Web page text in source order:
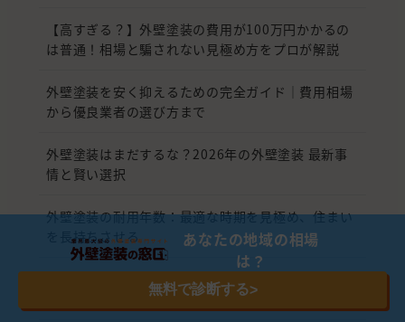
【高すぎる？】外壁塗装の費用が100万円かかるの
は普通！相場と騙されない見極め方をプロが解説
外壁塗装を安く抑えるための完全ガイド｜費用相場
から優良業者の選び方まで
外壁塗装はまだするな？2026年の外壁塗装 最新事
情と賢い選択
外壁塗装の耐用年数：最適な時期を見極め、住まい
を長持ちさせる
外壁塗装では相見積もりが不可欠！費用を抑えて信
頼できる業者を選ぶためのポイント
あなたの地域の相場
は？
無料で診断する>